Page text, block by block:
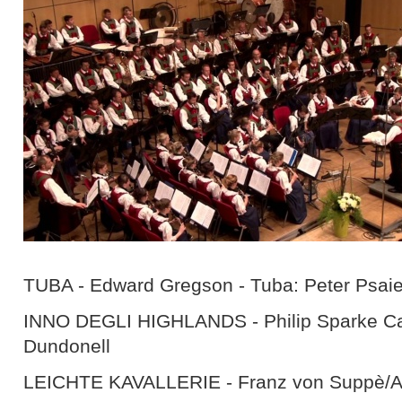
TUBA - Edward Gregson - Tuba: Peter
INNO DEGLI HIGHLANDS - Philip Sparke
Dundonell
LEICHTE KAVALLERIE - Franz von Suppè/